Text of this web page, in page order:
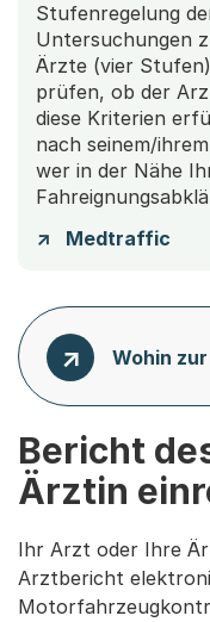
Stufenregelung
Untersuchungen
Ärzte (vier
prüfen, ob der
diese Kriterien
nach seinem/
wer in der Nähe
Medtraffic
Wohin
Bericht
Ärztin
Ihr Arzt oder Ihre
Arztbericht